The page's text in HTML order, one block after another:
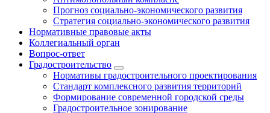
Прогноз социально-экономического развития
Стратегия социально-экономического развития
Нормативные правовые акты
Коллегиальный орган
Вопрос-ответ
Градостроительство
Нормативы градостроительного проектирования
Стандарт комплексного развития территорий
Формирование современной городской среды
Градостроительное зонирование